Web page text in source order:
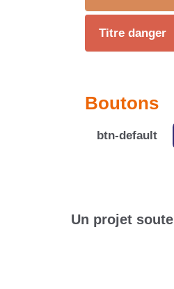
Titre danger
Boutons
btn-default
Un projet